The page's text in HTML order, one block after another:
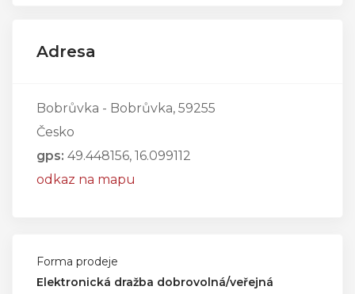
Adresa
Bobrůvka - Bobrůvka, 59255
Česko
gps: 49.448156, 16.099112
odkaz na mapu
Forma prodeje
Elektronická dražba dobrovolná/veřejná